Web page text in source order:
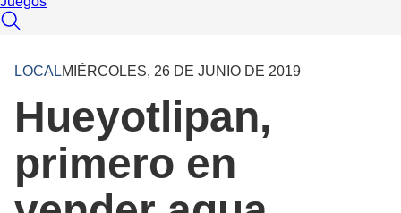
LOCALMIÉRCOLES, 26 DE JUNIO DE 2019
Hueyotlipan,
primero en